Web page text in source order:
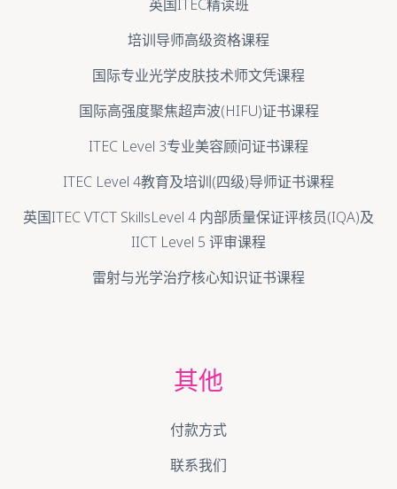
英国ITEC精读班
培训导师高级资格课程
国际专业光学皮肤技术师文凭课程
国际高强度聚焦超声波(HIFU)证书课程
ITEC Level 3专业美容顾问证书课程
ITEC Level 4教育及培训(四级)导师证书课程
英国ITEC VTCT SkillsLevel 4 内部质量保证评核员(IQA)及
IICT Level 5 评审课程
雷射与光学治疗核心知识证书课程
其他
付款方式
联系我们